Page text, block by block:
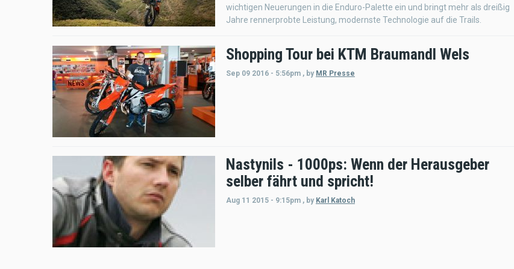
wichtigen Neuerungen in die Enduro-Palette ein und bringt mehr als dreißig
Jahre rennerprobte Leistung, modernste Technologie auf die Trails.
Shopping Tour bei KTM Braumandl Wels
Sep 09 2016 - 5:56pm , by MR Presse
Nastynils - 1000ps: Wenn der Herausgeber
selber fährt und spricht!
Aug 11 2015 - 9:15pm , by Karl Katoch